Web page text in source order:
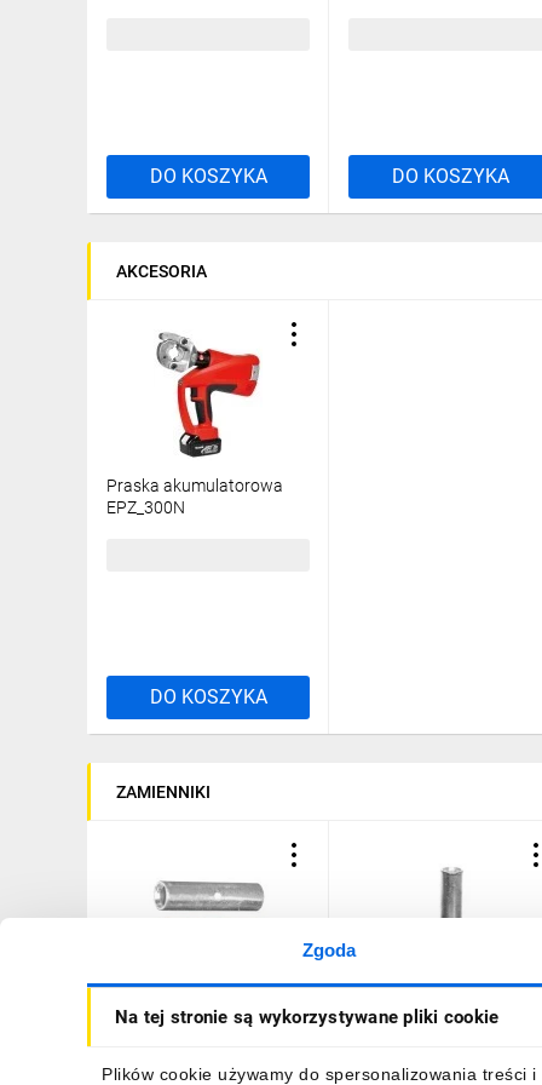
Zgoda
Na tej stronie są wykorzystywane pliki cookie
Plików cookie używamy do spersonalizowania treści
DO KOSZYKA DO KOSZYKA
AKCESORIA
Praska akumulatorowa
EPZ_300N
DO KOSZYKA
ZAMIENNIKI
Końcówka (tulejka)
łącząca Cu KLA 10-30
77,49 złbrutto
Końcówka (tulejka)
łącząca Cu KLD 10
28,91 zł brutto